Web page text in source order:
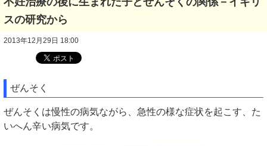
スの研究から
2013年12月29日 18:00
ぜんそく
ぜんそくは慢性の病気ながら、急性の様な症状を起こす、た
いへん辛い病気です。